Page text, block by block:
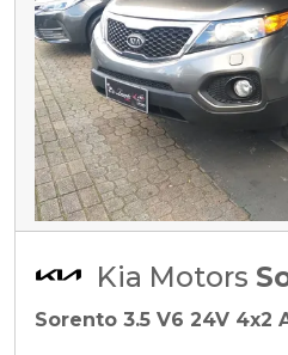
Kia Motors
Sorento 3.5 V6 24V 4x2